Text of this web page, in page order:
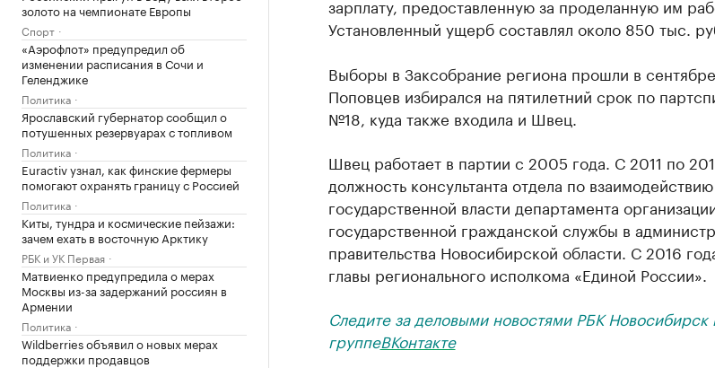
золото на чемпионате Европы
Спорт
«Аэрофлот» предупредил об
изменении расписания в Сочи и
Геленджике
Политика
Ярославский губернатор сообщил о
потушенных резервуарах с топливом
Политика
Euractiv узнал, как финские фермеры
помогают охранять границу с Россией
Политика
Киты, тундра и космические пейзажи:
зачем ехать в восточную Арктику
РБК и УК Первая
Матвиенко предупредила о мерах
Москвы из-за задержаний россиян в
Армении
Политика
Wildberries объявил о новых мерах
поддержки продавцов
зарплату, предоставленную за проделанную им
Установленный ущерб составлял около 850 тыс.
Выборы в Заксобрание региона прошли в
Поповцев избирался на пятилетний срок по
№18, куда также входила и Швец.
Швец работает в партии с 2005 года. С 2011 по
должность консультанта отдела по
государственной власти департамента
государственной гражданской службы в
правительства Новосибирской области. С 2016
главы регионального исполкома «Единой России».
Следите за деловыми новостями РБК Новосибирск
группеВКонтакте